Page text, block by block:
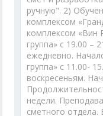
ручную". 2)
комплексом
комплексом «Вин
группа» с 19.00 –
ежедневно.
группа» с 11.00-
воскресеньям.
недели.
сметного отдела.